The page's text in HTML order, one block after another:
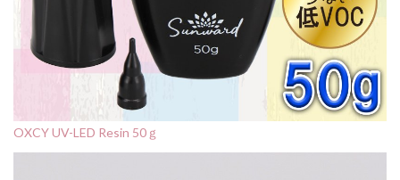
OXCY UV-LED Resin 50ｇ